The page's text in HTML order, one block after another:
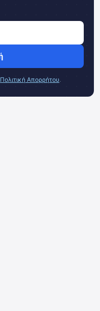
Πολιτική Απορρήτου.